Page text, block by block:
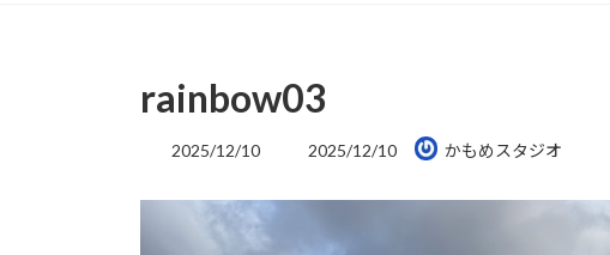
rainbow03
2025/12/10
最
2025/12/10 かもめスタジオ